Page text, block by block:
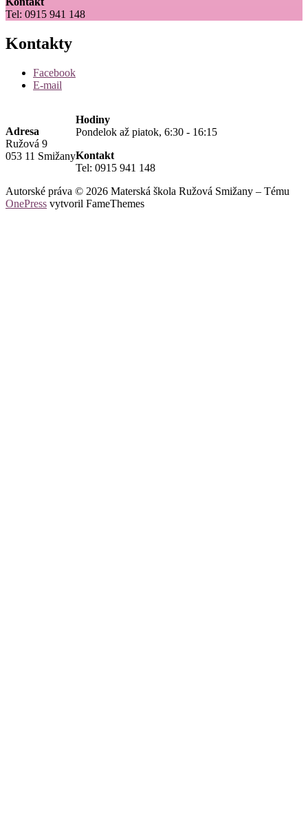
Tel: 0915 941 148
Kontakty
Facebook
E-mail
Adresa
Ružová 9
053 11 Smižany
Hodiny
Pondelok až piatok, 6:30 - 16:15
Kontakt
Tel: 0915 941 148
Autorské práva © 2026 Materská škola Ružová Smižany – Tému
OnePress vytvoril FameThemes